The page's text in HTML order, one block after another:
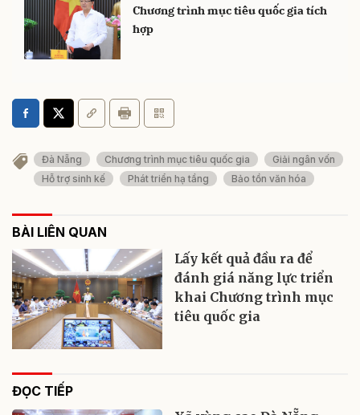
Chương trình mục tiêu quốc gia tích
hợp
Đà Nẵng Chương trình mục tiêu quốc gia
Giải ngân vốn
Hỗ trợ sinh kế
Phát triển hạ tầng Bảo tồn văn hóa
BÀI LIÊN QUAN
Lấy kết quả đầu ra để
đánh giá năng lực triển
khai Chương trình mục
tiêu quốc gia
ĐỌC TIẾP